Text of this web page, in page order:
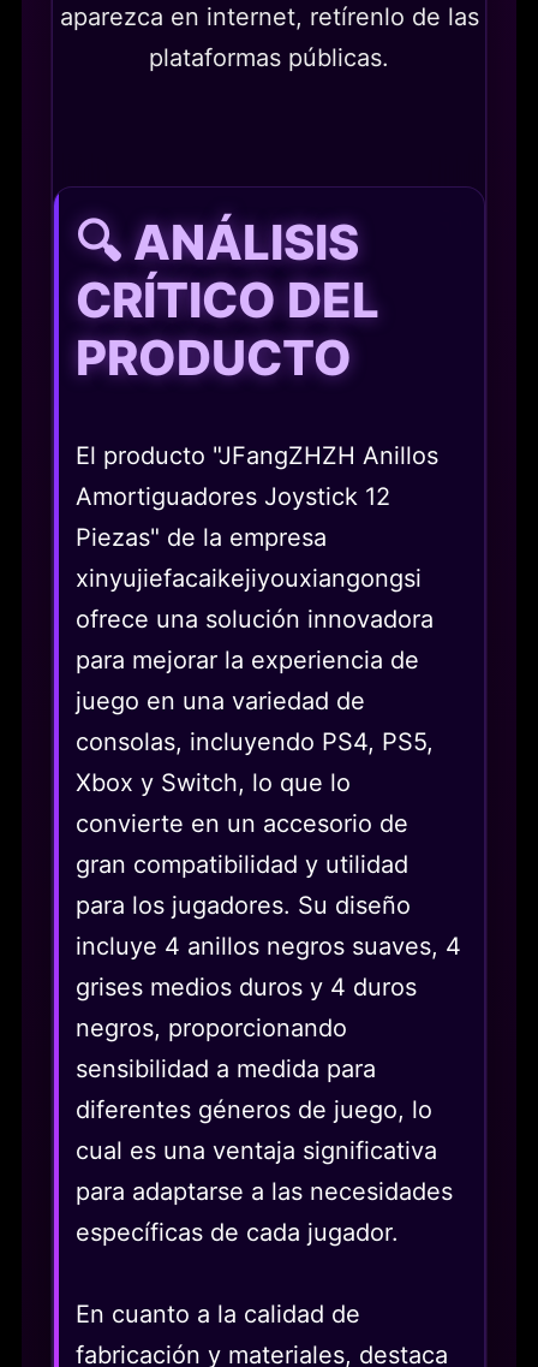
aparezca en internet, retírenlo de las
plataformas públicas.
🔍 ANÁLISIS
CRÍTICO DEL
PRODUCTO
El producto "JFangZHZH Anillos
Amortiguadores Joystick 12
Piezas" de la empresa
xinyujiefacaikejiyouxiangongsi
ofrece una solución innovadora
para mejorar la experiencia de
juego en una variedad de
consolas, incluyendo PS4, PS5,
Xbox y Switch, lo que lo
convierte en un accesorio de
gran compatibilidad y utilidad
para los jugadores. Su diseño
incluye 4 anillos negros suaves, 4
grises medios duros y 4 duros
negros, proporcionando
sensibilidad a medida para
diferentes géneros de juego, lo
cual es una ventaja significativa
para adaptarse a las necesidades
específicas de cada jugador.
En cuanto a la calidad de
fabricación y materiales, destaca